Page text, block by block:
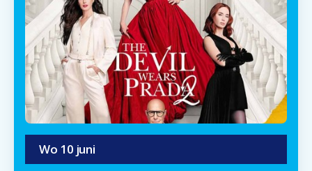
Wo 10 juni